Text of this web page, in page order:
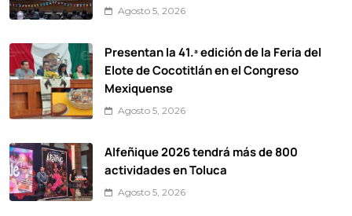
Agosto 5, 2026
Presentan la 41.ª edición de la Feria del
Elote de Cocotitlán en el Congreso
Mexiquense
Agosto 5, 2026
Alfeñique 2026 tendrá más de 800
actividades en Toluca
Agosto 5, 2026